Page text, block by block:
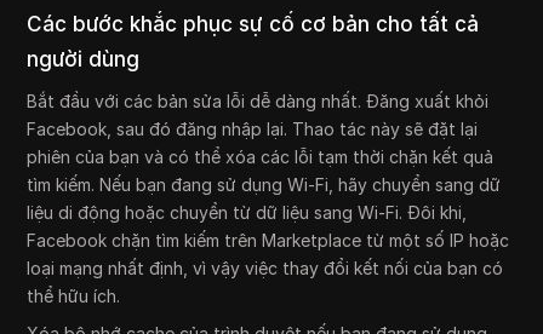
Các bước khắc phục sự cố cơ bản cho tất cả
người dùng
Bắt đầu với các bản sửa lỗi dễ dàng nhất. Đăng xuất khỏi
Facebook, sau đó đăng nhập lại. Thao tác này sẽ đặt lại
phiên của bạn và có thể xóa các lỗi tạm thời chặn kết quả
tìm kiếm. Nếu bạn đang sử dụng Wi-Fi, hãy chuyển sang dữ
liệu di động hoặc chuyển từ dữ liệu sang Wi-Fi. Đôi khi,
Facebook chặn tìm kiếm trên Marketplace từ một số IP hoặc
loại mạng nhất định, vì vậy việc thay đổi kết nối của bạn có
thể hữu ích.